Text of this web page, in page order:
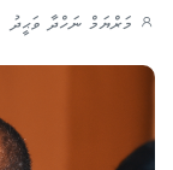
މަރްޔަމް ނަހްދާ ވަޙީދު